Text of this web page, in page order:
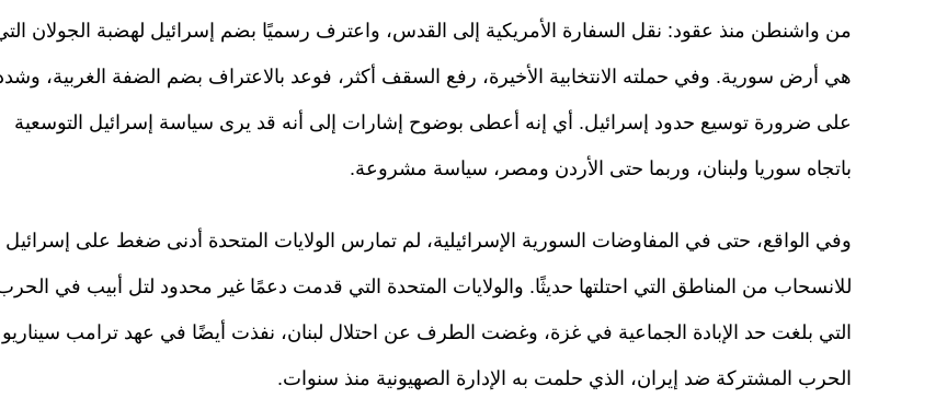
من واشنطن منذ عقود: نقل السفارة الأمريكية إلى القدس، واعترف رسميًا بضم إسرائيل لهضبة الجولان
هي أرض سورية. وفي حملته الانتخابية الأخيرة، رفع السقف أكثر، فوعد بالاعتراف بضم الضفة الغربية،
على ضرورة توسيع حدود إسرائيل. أي إنه أعطى بوضوح إشارات إلى أنه قد يرى سياسة إسرائيل التوسعية
باتجاه سوريا ولبنان، وربما حتى الأردن ومصر، سياسة مشروعة.
وفي الواقع، حتى في المفاوضات السورية الإسرائيلية، لم تمارس الولايات المتحدة أدنى ضغط على إسرائيل
للانسحاب من المناطق التي احتلتها حديثًا. والولايات المتحدة التي قدمت دعمًا غير محدود لتل أبيب في
التي بلغت حد الإبادة الجماعية في غزة، وغضت الطرف عن احتلال لبنان، نفذت أيضًا في عهد ترامب سيناريو
الحرب المشتركة ضد إيران، الذي حلمت به الإدارة الصهيونية منذ سنوات.